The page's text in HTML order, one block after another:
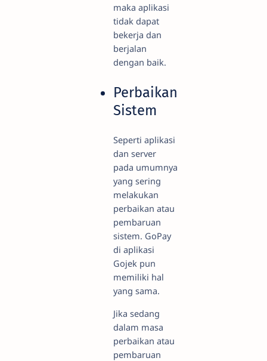
maka aplikasi
tidak dapat
bekerja dan
berjalan
dengan baik.
Perbaikan
Sistem
Seperti aplikasi
dan server
pada umumnya
yang sering
melakukan
perbaikan atau
pembaruan
sistem. GoPay
di aplikasi
Gojek pun
memiliki hal
yang sama.
Jika sedang
dalam masa
perbaikan atau
pembaruan